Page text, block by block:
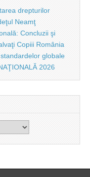
drepturilor
Neamţ
Concluzii şi
Copiii România
globale
2026